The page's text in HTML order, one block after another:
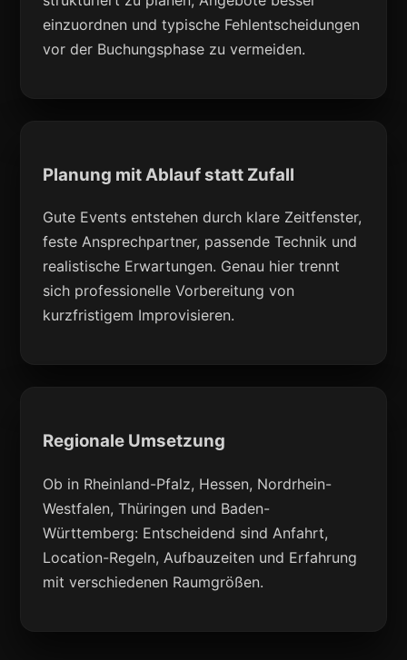
einzuordnen und typische Fehlentscheidungen
vor der Buchungsphase zu vermeiden.
Planung mit Ablauf statt Zufall
Gute Events entstehen durch klare Zeitfenster,
feste Ansprechpartner, passende Technik und
realistische Erwartungen. Genau hier trennt
sich professionelle Vorbereitung von
kurzfristigem Improvisieren.
Regionale Umsetzung
Ob in Rheinland-Pfalz, Hessen, Nordrhein-
Westfalen, Thüringen und Baden-
Württemberg: Entscheidend sind Anfahrt,
Location-Regeln, Aufbauzeiten und Erfahrung
mit verschiedenen Raumgrößen.